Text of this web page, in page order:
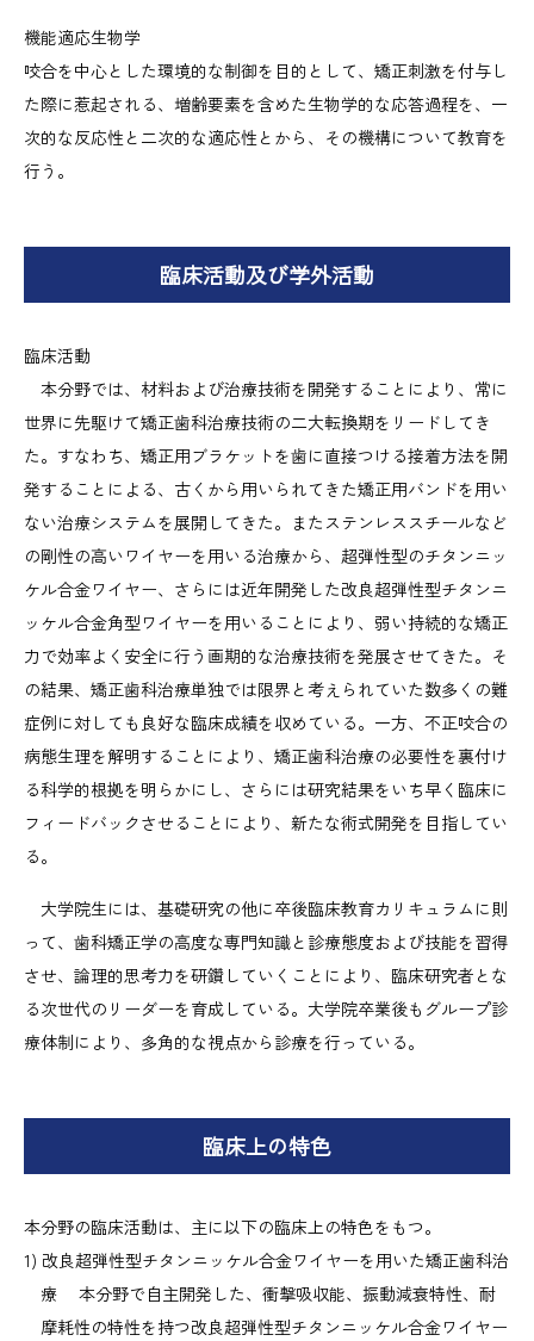
機能適応生物学
咬合を中心とした環境的な制御を目的として、矯正刺激を付与し
た際に惹起される、増齢要素を含めた生物学的な応答過程を、一
次的な反応性と二次的な適応性とから、その機構について教育を
行う。
臨床活動及び学外活動
臨床活動
本分野では、材料および治療技術を開発することにより、常に
世界に先駆けて矯正歯科治療技術の二大転換期をリードしてき
た。すなわち、矯正用ブラケットを歯に直接つける接着方法を開
発することによる、古くから用いられてきた矯正用バンドを用い
ない治療システムを展開してきた。またステンレススチールなど
の剛性の高いワイヤーを用いる治療から、超弾性型のチタンニッ
ケル合金ワイヤー、さらには近年開発した改良超弾性型チタンニ
ッケル合金角型ワイヤーを用いることにより、弱い持続的な矯正
力で効率よく安全に行う画期的な治療技術を発展させてきた。そ
の結果、矯正歯科治療単独では限界と考えられていた数多くの難
症例に対しても良好な臨床成績を収めている。一方、不正咬合の
病態生理を解明することにより、矯正歯科治療の必要性を裏付け
る科学的根拠を明らかにし、さらには研究結果をいち早く臨床に
フィードバックさせることにより、新たな術式開発を目指してい
る。
大学院生には、基礎研究の他に卒後臨床教育カリキュラムに則
って、歯科矯正学の高度な専門知識と診療態度および技能を習得
させ、論理的思考力を研鑽していくことにより、臨床研究者とな
る次世代のリーダーを育成している。大学院卒業後もグループ診
療体制により、多角的な視点から診療を行っている。
臨床上の特色
本分野の臨床活動は、主に以下の臨床上の特色をもつ。
改良超弾性型チタンニッケル合金ワイヤーを用いた矯正歯科治
療 本分野で自主開発した、衝撃吸収能、振動減衰特性、耐
摩耗性の特性を持つ改良超弾性型チタンニッケル合金ワイヤー